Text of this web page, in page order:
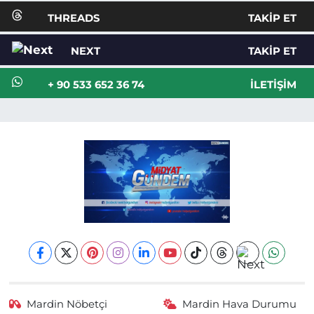
THREADS TAKIP ET
NEXT TAKIP ET
+ 90 533 652 36 74 İLETIŞIM
Mardin Nöbetçi
Mardin Hava Durumu